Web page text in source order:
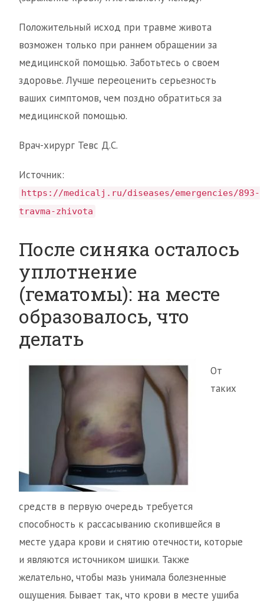
Положительный исход при травме живота
возможен только при раннем обращении за
медицинской помощью. Заботьтесь о своем
здоровье. Лучше переоценить серьезность
ваших симптомов, чем поздно обратиться за
медицинской помощью.
Врач-хирург Тевс Д.С.
Источник:
https://medicalj.ru/diseases/emergencies/893-
travma-zhivota
После синяка осталось
уплотнение
(гематомы): на месте
образовалось, что
делать
От
таких
средств в первую очередь требуется
способность к рассасыванию скопившейся в
месте удара крови и снятию отечности, которые
и являются источником шишки. Также
желательно, чтобы мазь унимала болезненные
ощущения. Бывает так, что крови в месте ушиба